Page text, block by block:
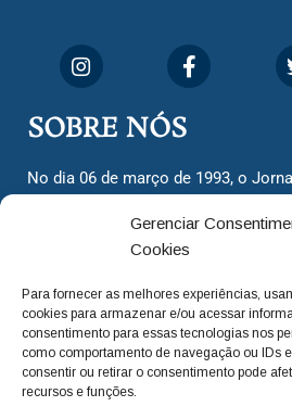
Gerenciar
Cookies
Para fornecer as melhores experiências,
cookies para armazenar e/ou acessar
consentimento para essas tecnologias nos
como comportamento de navegação ou IDs
consentir ou retirar o consentimento pode
recursos e funções.
SOBRE NÓS
No dia 06 de março de 1993, o
cidadãos valinhenses, já que
dois jornais. Há mais de 30 anos, o
com o foco de trazer as melhores
deixamos de lado as necessidades
questionando os órgãos públicos
para a cidade e sempre cobrando